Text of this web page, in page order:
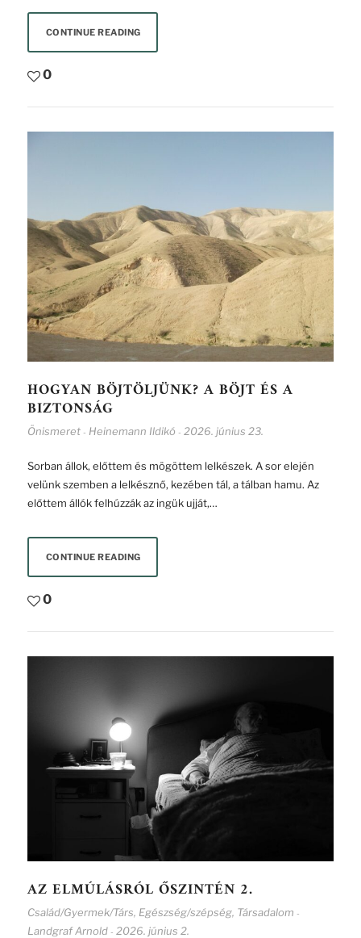
CONTINUE READING
0
HOGYAN BÖJTÖLJÜNK? A BÖJT ÉS A
BIZTONSÁG
Önismeret - Heinemann Ildikó - 2026. június 23.
Sorban állok, előttem és mögöttem lelkészek. A sor elején
velünk szemben a lelkésznő, kezében tál, a tálban hamu. Az
előttem állók felhúzzák az ingük ujját,…
CONTINUE READING
0
AZ ELMÚLÁSRÓL ŐSZINTÉN 2.
Család/Gyermek/Társ, Egészség/szépség, Társadalom -
Landgraf Arnold - 2026. június 2.